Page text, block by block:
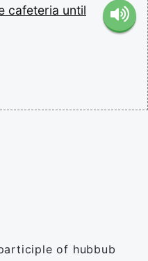
cafeteria until
of hubbub